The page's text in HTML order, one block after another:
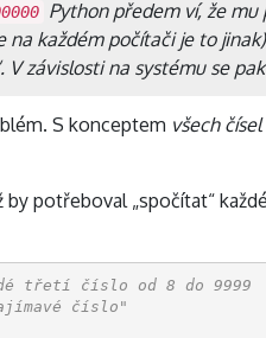
Python předem ví, že
na každém počítači je to
závislosti na systému se
S konceptem všech
by potřeboval „spočítat“
třetí číslo od 8 do 9999
číslo"